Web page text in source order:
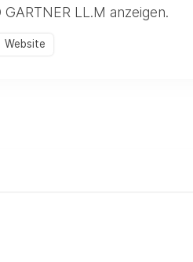
LL.M anzeigen.
Website